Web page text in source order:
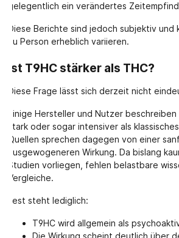
gelegentlich ein verändertes
Diese Berichte sind jedoch subjektiv und
zu Person erheblich variieren.
Ist T9HC stärker als THC?
Diese Frage lässt sich derzeit nicht
Einige Hersteller und Nutzer beschreiben
stark oder sogar intensiver als
Quellen sprechen dagegen von einer
ausgewogeneren Wirkung. Da bislang
Studien vorliegen, fehlen belastbare
Vergleiche.
Fest steht lediglich:
T9HC wird allgemein als